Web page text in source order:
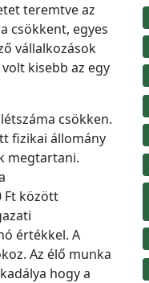
teremtve az
csökkent, egyes
vállalkozások
kisebb az egy
csökken.
fizikai állomány
megtartani.
Ft között
értékkel. A
Az élő munka
hogy a